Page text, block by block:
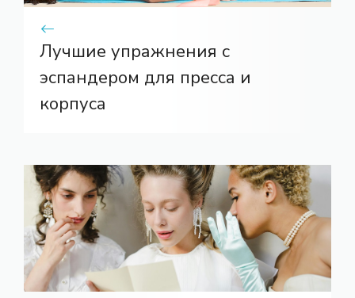
Лучшие упражнения с
эспандером для пресса и
корпуса